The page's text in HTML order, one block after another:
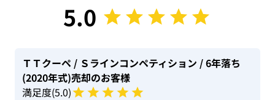
5.0
ＴＴクーペ / Ｓラインコンペティション / 6年落ち
(2020年式)売却のお客様
満足度(5.0)